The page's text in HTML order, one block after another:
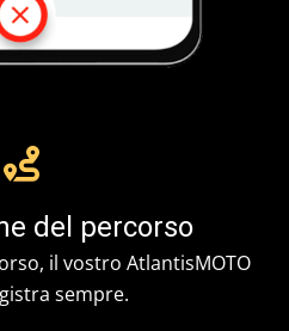
del percorso
il vostro AtlantisMOTO
sempre.